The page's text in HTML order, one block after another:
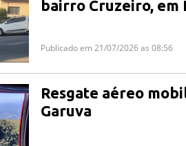
bairro Cruzeiro, em
Publicado em 21/07/2026 as 08:56
Resgate aéreo
Garuva